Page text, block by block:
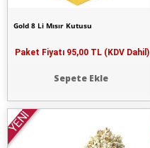
Gold 8 Li Mısır Kutusu
Paket Fiyatı 95,00 TL (KDV Dahil)
Sepete Ekle
YENİ